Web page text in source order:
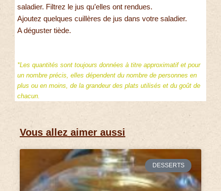
saladier. Filtrez le jus qu’elles ont rendues.
Ajoutez quelques cuillères de jus dans votre saladier.
A déguster tiède.
*Les quantités sont toujours données à titre approximatif et pour
un nombre précis, elles dépendent du nombre de personnes en
plus ou en moins, de la grandeur des plats utilisés et du goût de
chacun.
Vous allez aimer aussi
DESSERTS